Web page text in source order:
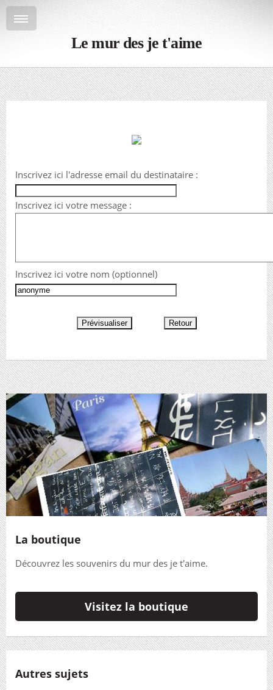
Le mur des je t'aime
Inscrivez ici l'adresse email du destinataire :
Inscrivez ici votre message :
Inscrivez ici votre nom (optionnel)
La boutique
Découvrez les souvenirs du mur des je t'aime.
Visitez la boutique
Autres sujets